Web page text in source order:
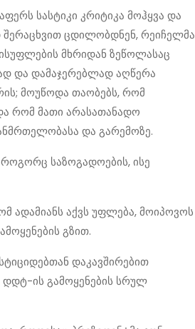
სასტიკი კრიტიკა მოჰყვა და
ცდილობდნენ, რეიჩელმა
მხრიდან ზეწოლასაც
და დამაჯერებლად აღწერა
მოუწოდა თაობებს, რომ
რომ მათი არასათანადო
და გარემოზე.
საზოგადოების, ისე
ადამიანს აქვს უფლება, მოიპოვოს
გზით.
დაკავშირებით
ის გამოყენების სრულ